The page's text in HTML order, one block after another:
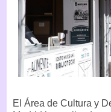
El Área de Cultura y